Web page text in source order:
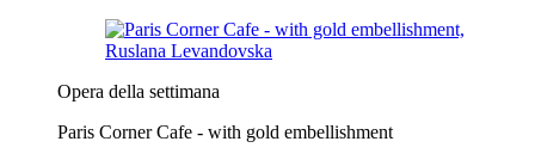
Opera della settimana
Paris Corner Cafe - with gold embellishment